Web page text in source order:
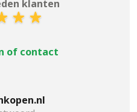
klanten
of contact